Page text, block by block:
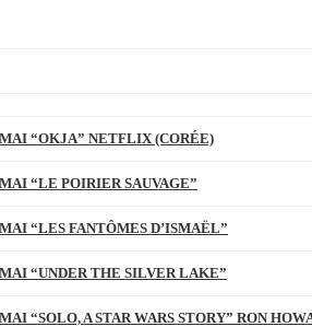
“OKJA” NETFLIX (CORÉE)
“LE POIRIER SAUVAGE”
“LES FANTÔMES D’ISMAËL”
“UNDER THE SILVER LAKE”
“SOLO, A STAR WARS STORY” RON